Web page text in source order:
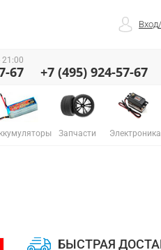
Вход/
21:00
67 +7 (495) 924-57-67
Запчасти Электроника
БЫСТРАЯ